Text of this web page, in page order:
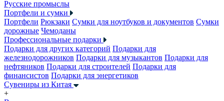
Русские промыслы
Портфели и сумки
Портфели Рюкзаки Сумки для ноутбуков и документов Сумки
дорожные Чемоданы
Профессиональные подарки
Подарки для других категорий Подарки для
железнодорожников Подарки для музыкантов Подарки для
нефтяников Подарки для строителей Подарки для
финансистов Подарки для энергетиков
Сувениры из Китая
+